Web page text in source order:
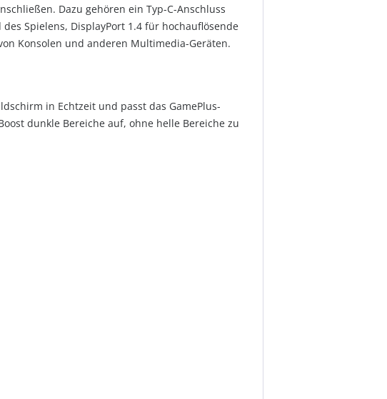
Dazu gehören ein Typ-C-Anschluss
Spielens, DisplayPort 1.4 für hochauflösende
Konsolen und anderen Multimedia-Geräten.
in Echtzeit und passt das GamePlus-
dunkle Bereiche auf, ohne helle Bereiche zu